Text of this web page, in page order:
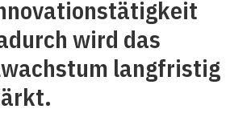
wird das
langfristig